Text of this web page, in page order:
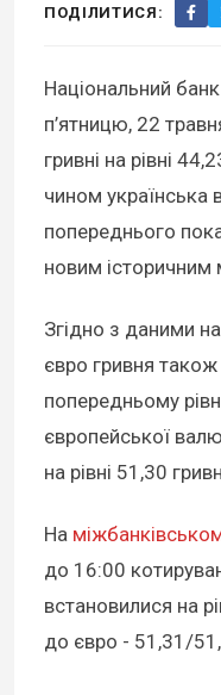
ПОДІЛИТИСЯ:
Національний
п’ятницю, 22
гривні на рівні
чином українська
попереднього
новим
Згідно з даними на
євро гривня
попередньому
європейської
на рівні 51,30
На
до 16:00
встановилися на
до євро - 51,31/